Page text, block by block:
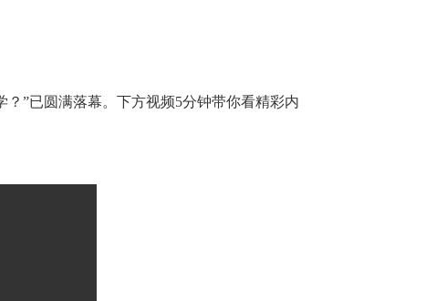
”已圆满落幕。下方视频5分钟带你看精彩内